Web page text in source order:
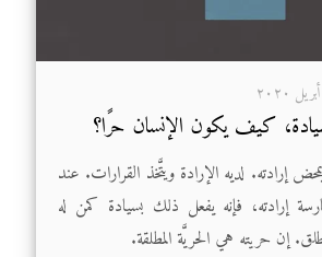
كيف يكون الإنسان حرًا؟
إرادته. لديه الإرادة ويتَّخذ القرارات. عند
إرادته، فإنه يفعل ذلك بسيادة كمن له
إن حريته هي الحريَّة المطلقة.